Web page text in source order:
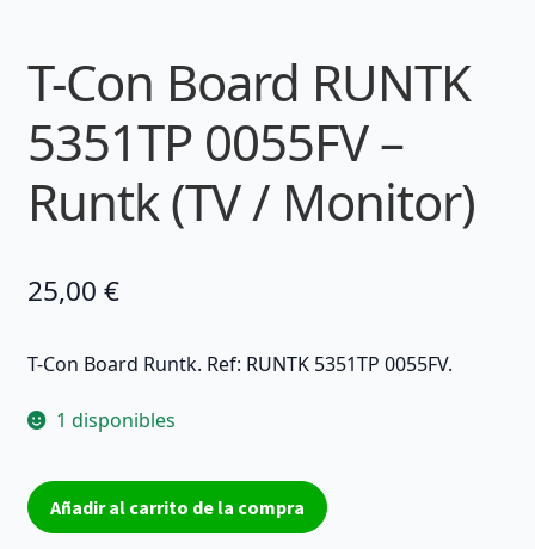
T-Con Board RUNTK
5351TP 0055FV –
Runtk (TV / Monitor)
25,00 €
T-Con Board Runtk. Ref: RUNTK 5351TP 0055FV.
1 disponibles
T-
Con
Añadir al carrito de la compra